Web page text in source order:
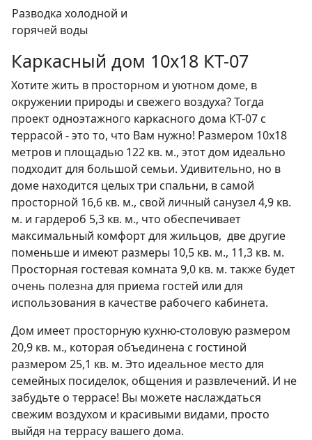
Разводка холодной и
горячей воды
Каркасный дом 10x18 КТ-07
Хотите жить в просторном и уютном доме, в
окружении природы и свежего воздуха? Тогда
проект одноэтажного каркасного дома КТ-07 с
террасой - это то, что Вам нужно! Размером 10x18
метров и площадью 122 кв. м., этот дом идеально
подходит для большой семьи. Удивительно, но в
доме находится целых три спальни, в самой
просторной 16,6 кв. м., свой личный санузел 4,9 кв.
м. и гардероб 5,3 кв. м., что обеспечивает
максимальный комфорт для жильцов, две другие
поменьше и имеют размеры 10,5 кв. м., 11,3 кв. м.
Просторная гостевая комната 9,0 кв. м. также будет
очень полезна для приема гостей или для
использования в качестве рабочего кабинета.
Дом имеет просторную кухню-столовую размером
20,9 кв. м., которая объединена с гостиной
размером 25,1 кв. м. Это идеальное место для
семейных посиделок, общения и развлечений. И не
забудьте о террасе! Вы можете наслаждаться
свежим воздухом и красивыми видами, просто
выйдя на террасу вашего дома.